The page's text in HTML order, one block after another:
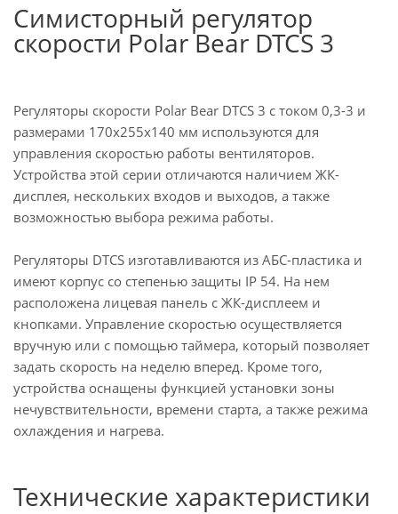
Симисторный регулятор
скорости Polar Bear DTCS 3
Регуляторы скорости Polar Bear DTCS 3 с током 0,3-3 и
размерами 170x255x140 мм используются для
управления скоростью работы вентиляторов.
Устройства этой серии отличаются наличием ЖК-
дисплея, нескольких входов и выходов, а также
возможностью выбора режима работы.
Регуляторы DTCS изготавливаются из АБС-пластика и
имеют корпус со степенью защиты IP 54. На нем
расположена лицевая панель с ЖК-дисплеем и
кнопками. Управление скоростью осуществляется
вручную или с помощью таймера, который позволяет
задать скорость на неделю вперед. Кроме того,
устройства оснащены функцией установки зоны
нечувствительности, времени старта, а также режима
охлаждения и нагрева.
Технические характеристики